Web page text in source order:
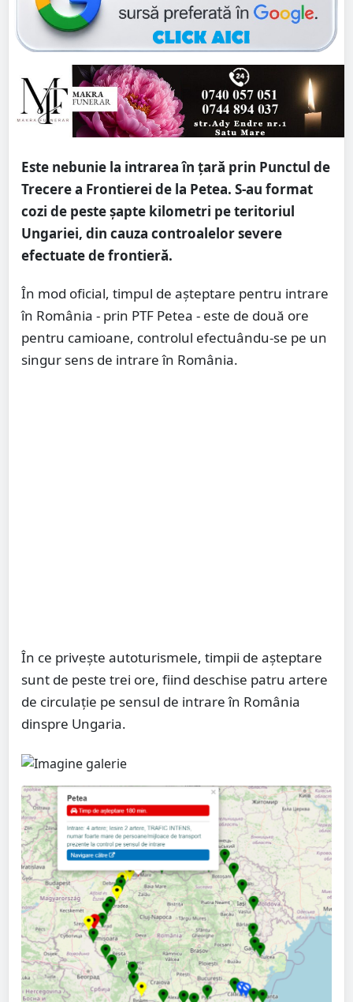
Este nebunie la intrarea în țară prin Punctul de
Trecere a Frontierei de la Petea. S-au format
cozi de peste șapte kilometri pe teritoriul
Ungariei, din cauza controalelor severe
efectuate de frontieră.
În mod oficial, timpul de așteptare pentru intrare
în România - prin PTF Petea - este de două ore
pentru camioane, controlul efectuându-se pe un
singur sens de intrare în România.
În ce privește autoturismele, timpii de așteptare
sunt de peste trei ore, fiind deschise patru artere
de circulație pe sensul de intrare în România
dinspre Ungaria.